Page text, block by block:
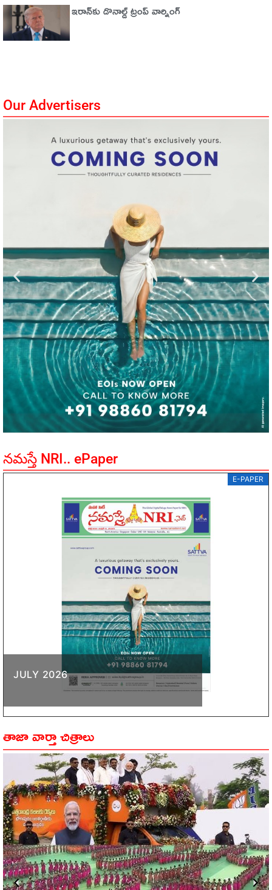
ఇరాన్‌కు డొనాల్డ్ ట్రంప్ వార్నింగ్‌
Our Advertisers
నమస్తే NRI.. ePaper
E-PAPER
JULY 2026
తాజా వార్తా చిత్రాలు